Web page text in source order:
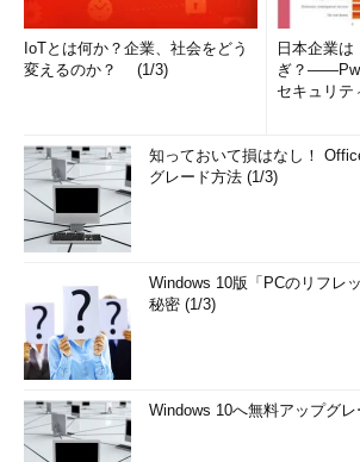
IoTとは何か？企業、社会をどう
変えるのか？ (1/3)
日本企業
ぎ？
セキュリテ
知っておいて損はなし！
グレード方法 (1/3)
Windows 10版「PCのリフレ
秘密 (1/3)
Windows 10へ無料アップグ